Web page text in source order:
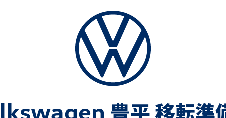
豊平 移転準